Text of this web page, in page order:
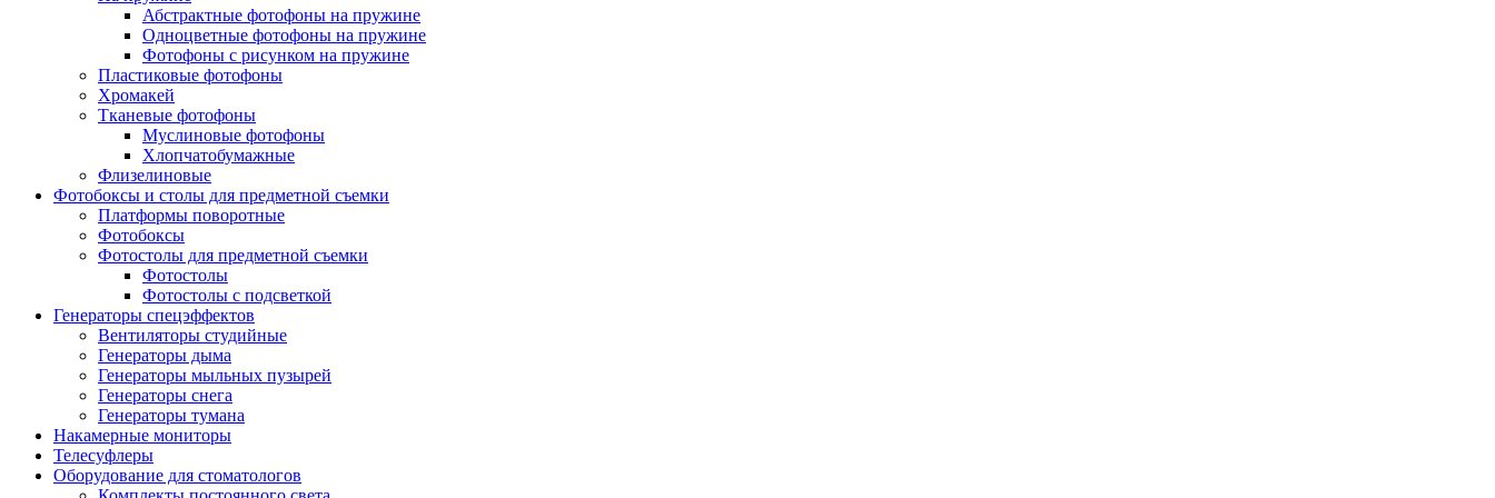
Абстрактные фотофоны на пружине
Одноцветные фотофоны на пружине
Фотофоны с рисунком на пружине
Пластиковые фотофоны
Хромакей
Тканевые фотофоны
Муслиновые фотофоны
Хлопчатобумажные
Флизелиновые
Фотобоксы и столы для предметной съемки
Платформы поворотные
Фотобоксы
Фотостолы для предметной съемки
Фотостолы
Фотостолы с подсветкой
Генераторы спецэффектов
Вентиляторы студийные
Генераторы дыма
Генераторы мыльных пузырей
Генераторы снега
Генераторы тумана
Накамерные мониторы
Телесуфлеры
Оборудование для стоматологов